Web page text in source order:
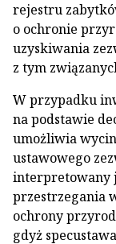
rejestru
o ochronie
uzyskiwania
z tym
W przypadku
na podstawie
umożliwia
ustawowego
interpretowany
przestrzegania
ochrony
gdyż